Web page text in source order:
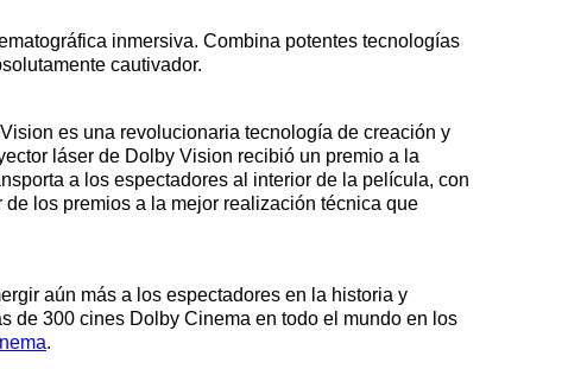
inmersiva. Combina potentes tecnologías
cautivador.
es una revolucionaria tecnología de creación y
láser de Dolby Vision recibió un premio a la
a los espectadores al interior de la película, con
los premios a la mejor realización técnica que
aún más a los espectadores en la historia y
de 300 cines Dolby Cinema en todo el mundo en los
.